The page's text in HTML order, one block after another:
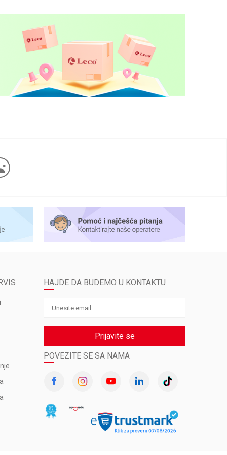
HAJDE DA BUDEMO U KONTAKTU
Prijavite se
POVEZITE SE SA NAMA